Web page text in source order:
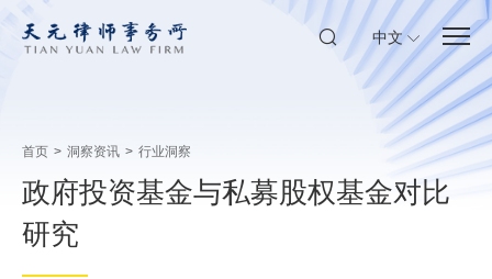
中文
首页 > 洞察资讯 > 行业洞察
政府投资基金与私募股权基金对比
研究